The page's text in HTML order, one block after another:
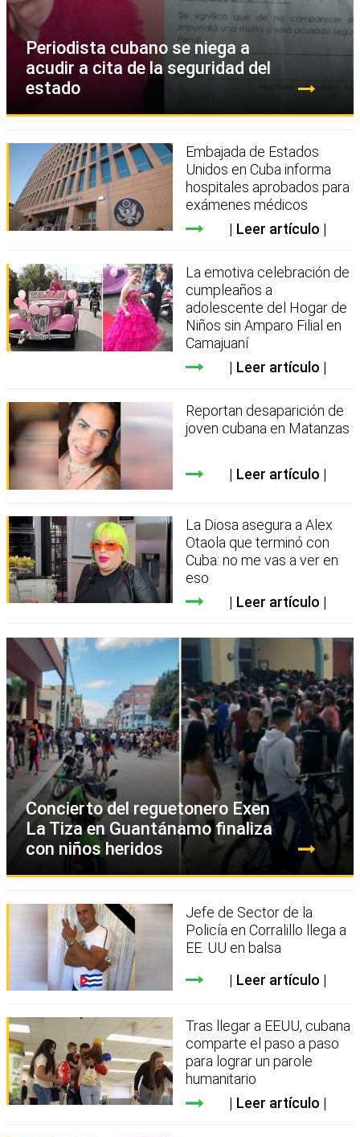
Periodista cubano se niega a
acudir a cita de la seguridad del
estado
Embajada de Estados
Unidos en Cuba informa
hospitales aprobados para
exámenes médicos
Leer artículo
La emotiva celebración de
cumpleaños a
adolescente del Hogar de
Niños sin Amparo Filial en
Camajuaní
Leer artículo
Reportan desaparición de
joven cubana en Matanzas
Leer artículo
La Diosa asegura a Alex
Otaola que terminó con
Cuba: no me vas a ver en
eso
Leer artículo
Concierto del reguetonero Exen
La Tiza en Guantánamo finaliza
con niños heridos
Jefe de Sector de la
Policía en Corralillo llega a
EE. UU en balsa
Leer artículo
Tras llegar a EEUU, cubana
comparte el paso a paso
para lograr un parole
humanitario
Leer artículo